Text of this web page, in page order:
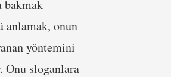
bakmak
anlamak, onun
yöntemini
Onu sloganlara